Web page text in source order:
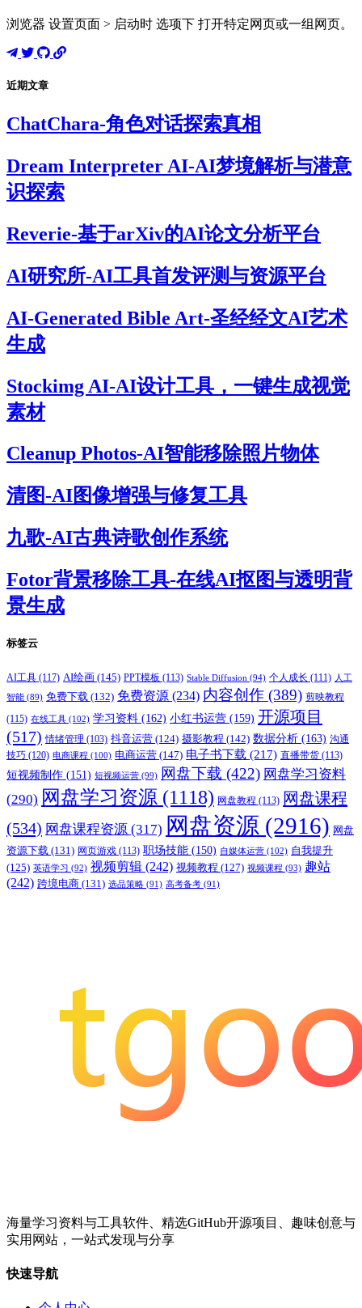
浏览器 设置页面 > 启动时 选项下 打开特定网页或一组网页。
近期文章
ChatChara-角色对话探索真相
Dream Interpreter AI-AI梦境解析与潜意
识探索
Reverie-基于arXiv的AI论文分析平台
AI研究所-AI工具首发评测与资源平台
AI-Generated Bible Art-圣经经文AI艺术
生成
Stockimg AI-AI设计工具，一键生成视觉
素材
Cleanup Photos-AI智能移除照片物体
清图-AI图像增强与修复工具
九歌-AI古典诗歌创作系统
Fotor背景移除工具-在线AI抠图与透明背
景生成
标签云
AI工具 (117) AI绘画 (145) PPT模板 (113) Stable Diffusion (94) 个人成长 (111) 人工
智能 (89) 免费下载 (132) 免费资源 (234) 内容创作 (389) 剪映教程
(115) 在线工具 (102) 学习资料 (162) 小红书运营 (159) 开源项目
(517) 情绪管理 (103) 抖音运营 (124) 摄影教程 (142) 数据分析 (163) 沟通
技巧 (120) 电商课程 (100) 电商运营 (147) 电子书下载 (217) 直播带货 (113)
短视频制作 (151) 短视频运营 (99) 网盘下载 (422) 网盘学习资料
(290) 网盘学习资源 (1118) 网盘教程 (113) 网盘课程
(534) 网盘课程资源 (317) 网盘资源 (2916) 网盘
资源下载 (131) 网页游戏 (113) 职场技能 (150) 自媒体运营 (102) 自我提升
(125) 英语学习 (92) 视频剪辑 (242) 视频教程 (127) 视频课程 (93) 趣站
(242) 跨境电商 (131) 选品策略 (91) 高考备考 (91)
海量学习资料与工具软件、精选GitHub开源项目、趣味创意与
实用网站，一站式发现与分享
快速导航